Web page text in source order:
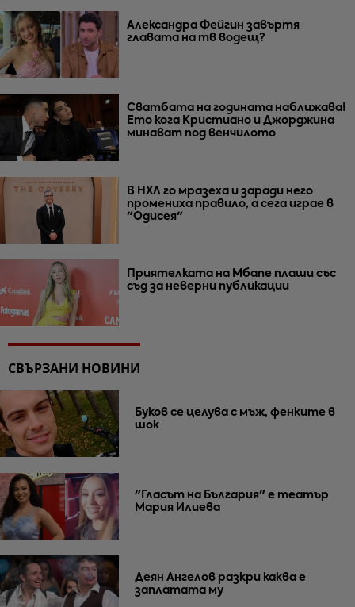
Александра Фейгин завъртя
главата на тв водещ?
Сватбата на годината наближава!
Ето кога Кристиано и Джорджина
минават под венчилото
В НХЛ го мразеха и заради него
промениха правило, а сега играе в
"Одисея"
Приятелката на Мбапе плаши със
съд за неверни публикации
СВЪРЗАНИ НОВИНИ
Буков се целува с мъж, фенките в
шок
"Гласът на България" е театър
Мария Илиева
Деян Ангелов разкри каква е
заплатата му